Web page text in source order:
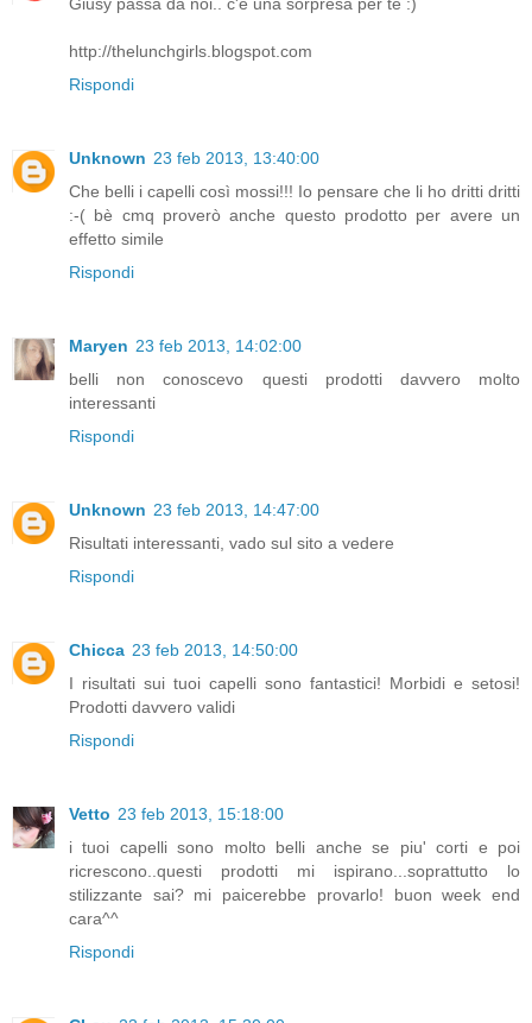
Giusy passa da noi.. c'è una sorpresa per te :)
http://thelunchgirls.blogspot.com
Rispondi
Unknown 23 feb 2013, 13:40:00
Che belli i capelli così mossi!!! Io pensare che li ho dritti dritti
:-( bè cmq proverò anche questo prodotto per avere un
effetto simile
Rispondi
Maryen 23 feb 2013, 14:02:00
belli non conoscevo questi prodotti davvero molto
interessanti
Rispondi
Unknown 23 feb 2013, 14:47:00
Risultati interessanti, vado sul sito a vedere
Rispondi
Chicca 23 feb 2013, 14:50:00
I risultati sui tuoi capelli sono fantastici! Morbidi e setosi!
Prodotti davvero validi
Rispondi
Vetto 23 feb 2013, 15:18:00
i tuoi capelli sono molto belli anche se piu' corti e poi
ricrescono..questi prodotti mi ispirano...soprattutto lo
stilizzante sai? mi paicerebbe provarlo! buon week end
cara^^
Rispondi